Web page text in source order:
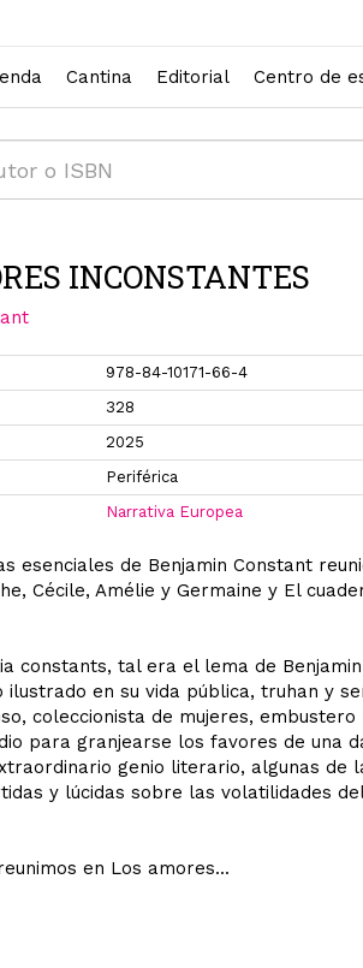
Cantina Editorial Centro de
INCONSTANTES
978-84-10171-66-4
328
2025
Periférica
Narrativa Europea
esenciales de Benjamin Constant
Cécile, Amélie y Germaine y El
constants, tal era el lema de
en su vida pública, truhan y
coleccionista de mujeres,
para granjearse los favores de una
genio literario, algunas de
y lúcidas sobre las volatilidades
en Los amores...